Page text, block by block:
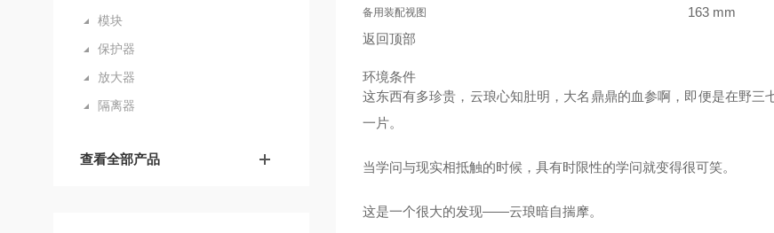
模块
保护器
放大器
隔离器
查看全部产品
备用装配视图
163 mm
返回顶部
环境条件
这东西有多珍贵，云琅心知肚明，大名鼎鼎的血参啊，即便是在野
一片。
当学问与现实相抵触的时候，具有时限性的学问就变得很可笑。
这是一个很大的发现——云琅暗自揣摩。